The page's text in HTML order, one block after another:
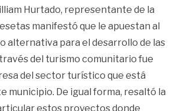
Hurtado, representante de la
manifestó que le apuestan al
alternativa para el desarrollo de las
del turismo comunitario fue
del sector turístico que está
municipio. De igual forma, resaltó la
estos proyectos donde